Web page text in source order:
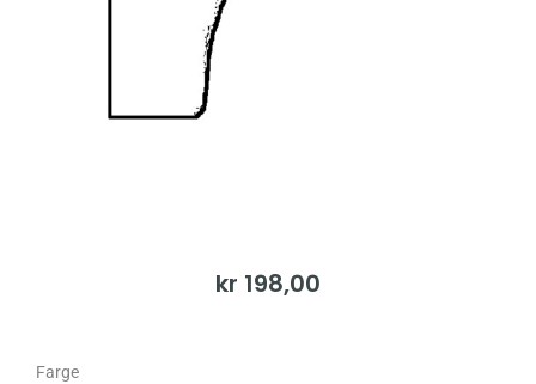
kr 198,00
Farge